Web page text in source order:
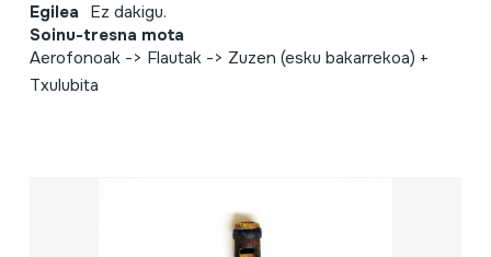
Egilea Ez dakigu.
Soinu-tresna mota
Aerofonoak -> Flautak -> Zuzen (esku bakarrekoa) +
Txulubita